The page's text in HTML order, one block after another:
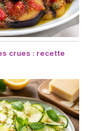
crues : recette